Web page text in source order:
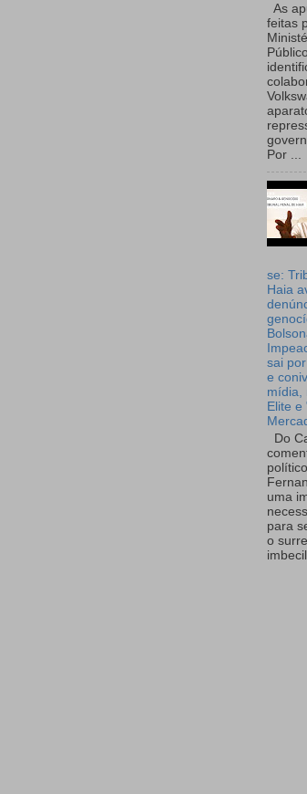
As
feitas
Por ...
se:
Haia
sai
e
mídia,
Elite e
Do
uma
para
o